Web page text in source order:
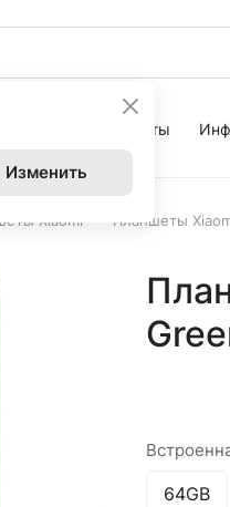
Изменить
Контакты
Xiaomi Планшеты
64GB